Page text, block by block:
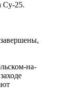
Су-25.
на-